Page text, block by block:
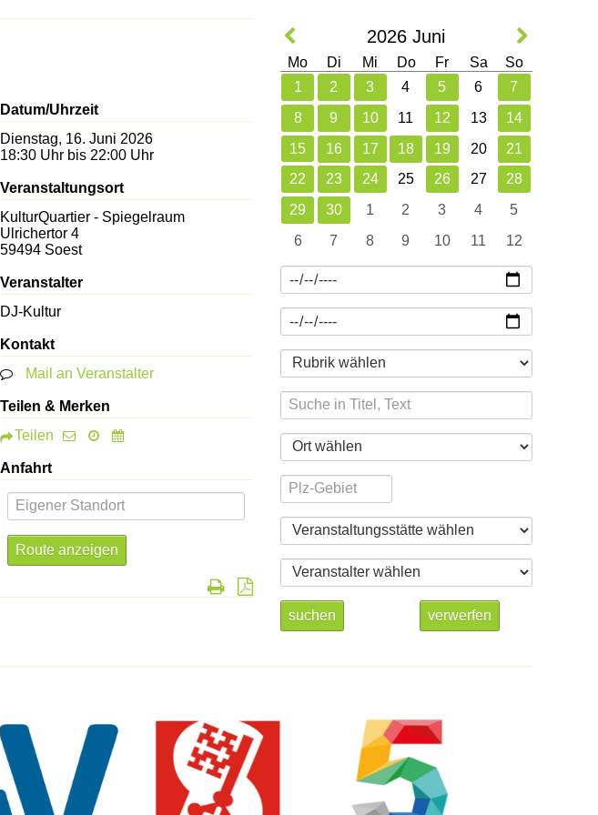
Datum/Uhrzeit
Dienstag, 16. Juni 2026
18:30 Uhr bis 22:00 Uhr
Veranstaltungsort
KulturQuartier - Spiegelraum
Ulrichertor 4
59494 Soest
Veranstalter
DJ-Kultur
Kontakt
Mail an Veranstalter
Teilen & Merken
Teilen
Anfahrt
2026 Juni
Mo Di Mi Do Fr Sa
So
1
2 3 4 5 6
7
8
9 10 11 12 13
14
15
16 17 18 19 20
21
22
23 24 25 26 27
28
29
30 1 2 3 4
5
6
7 8 9 10 11 12
suchen verwerfen